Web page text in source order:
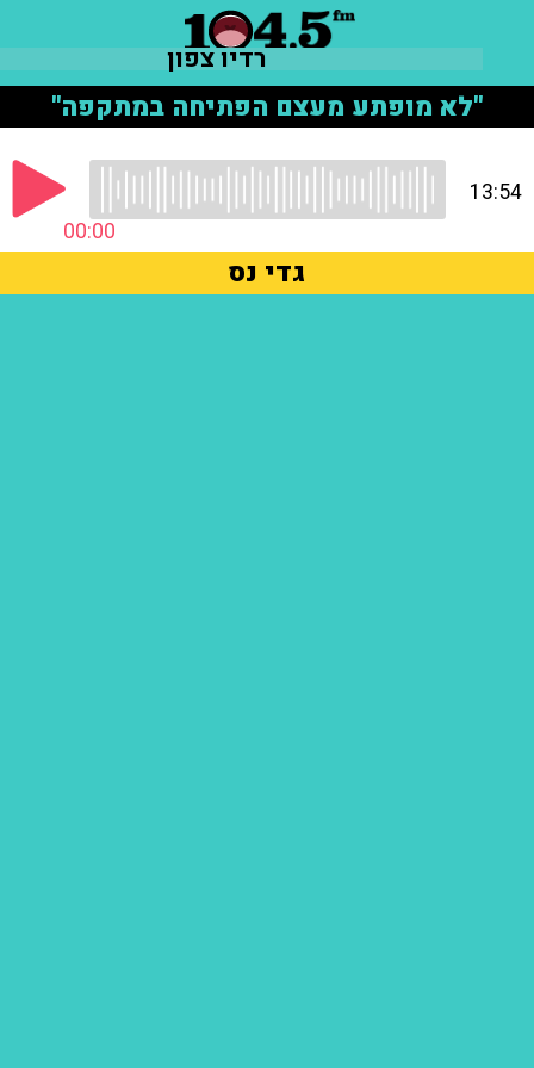
רדיו צפון
"לא מופתע מעצם הפתיחה במתקפה"
00:00
13:54
גדי נס